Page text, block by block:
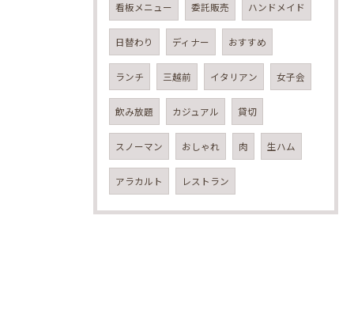
看板メニュー 委託販売 ハンドメイド
日替わり ディナー おすすめ
ランチ 三越前 イタリアン 女子会
飲み放題 カジュアル 貸切
スノーマン おしゃれ 肉 生ハム
アラカルト レストラン